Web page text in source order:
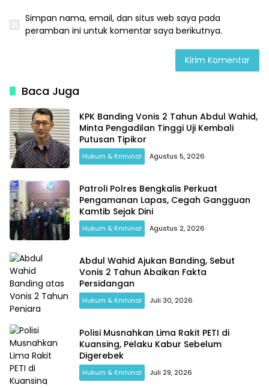
Simpan nama, email, dan situs web saya pada
peramban ini untuk komentar saya berikutnya.
Baca Juga
KPK Banding Vonis 2 Tahun Abdul Wahid,
Minta Pengadilan Tinggi Uji Kembali
Putusan Tipikor
Hukum & Kriminal Agustus 5, 2026
Patroli Polres Bengkalis Perkuat
Pengamanan Lapas, Cegah Gangguan
Kamtib Sejak Dini
Hukum & Kriminal Agustus 2, 2026
Abdul Wahid Ajukan Banding, Sebut
Vonis 2 Tahun Abaikan Fakta
Persidangan
Hukum & Kriminal Juli 30, 2026
Polisi Musnahkan Lima Rakit PETI di
Kuansing, Pelaku Kabur Sebelum
Digerebek
Hukum & Kriminal Juli 29, 2026